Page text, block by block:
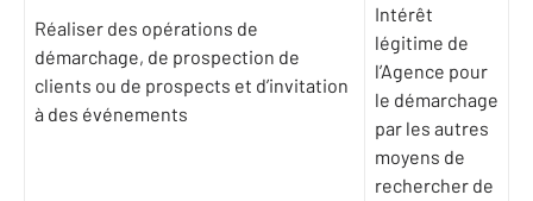
Réaliser des opérations de
démarchage, de prospection de
clients ou de prospects et d’invitation
à des événements
Intérêt
légitime de
l’Agence pour
le démarchage
par les autres
moyens de
rechercher de